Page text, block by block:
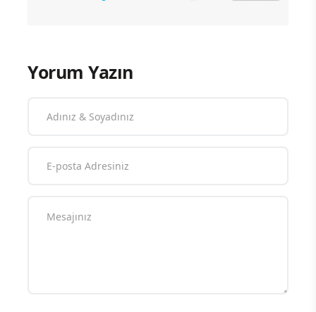
Yorum Yazın